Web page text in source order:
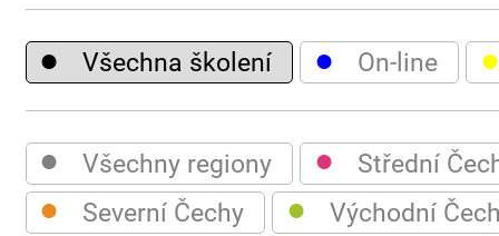
● Všechna školení ● On-line ●
● Všechny regiony ● Střední
● Severní Čechy ● Východní